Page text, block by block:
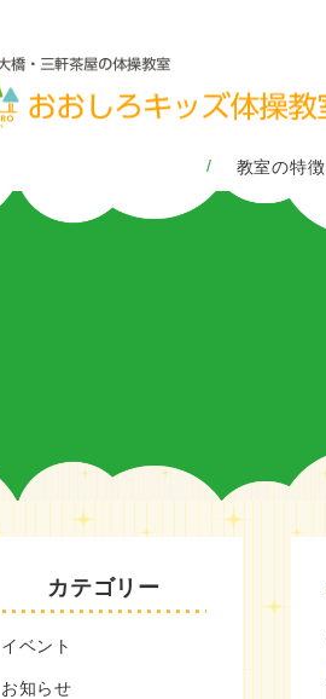
教室の特徴
カテゴリー
イベント
お知らせ